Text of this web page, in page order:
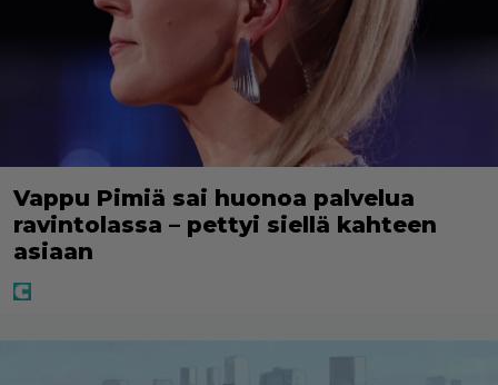
Vappu Pimiä sai huonoa palvelua
ravintolassa – pettyi siellä kahteen
asiaan